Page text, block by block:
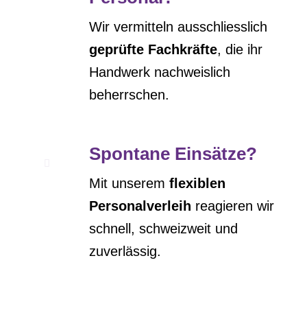
Wir vermitteln ausschliesslich
geprüfte Fachkräfte, die ihr
Handwerk nachweislich
beherrschen.
Spontane Einsätze?
Mit unserem flexiblen
Personalverleih reagieren wir
schnell, schweizweit und
zuverlässig.